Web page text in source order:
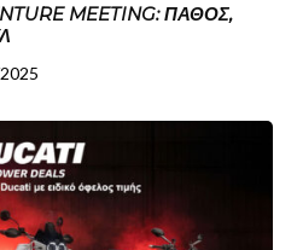
MEETING: ΠΆΘΟΣ,